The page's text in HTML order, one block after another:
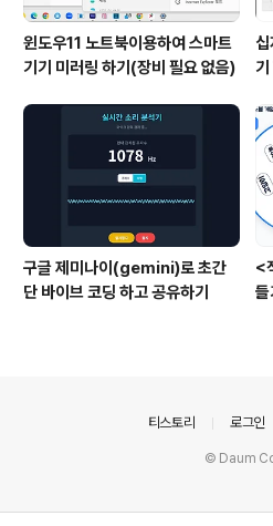
윈도우11 노트북이용하여 스마트
기기 미러링 하기(장비 필요 없음)
구글 제미나이(gemini)로 초간
단 바이브 코딩 하고 공유하기
<
티스토리 로그인
© Daum